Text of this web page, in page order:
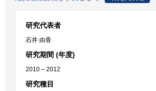
研究代表者
石井 由香
研究期間 (年度)
2010 – 2012
研究種目